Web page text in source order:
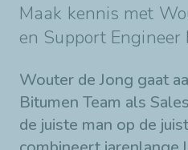
Maak kennis met
en Support Engineer
Wouter de Jong gaat
Bitumen Team als
de juiste man op de